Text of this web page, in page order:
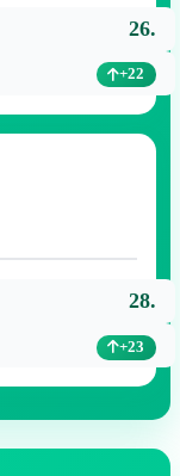
26.
+22
28.
+23